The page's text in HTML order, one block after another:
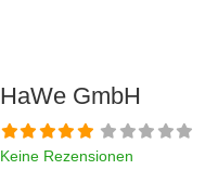
HaWe GmbH
Keine Rezensionen